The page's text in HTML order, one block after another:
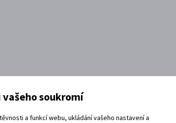
vašeho soukromí
a funkcí webu, ukládání vašeho nastavení a